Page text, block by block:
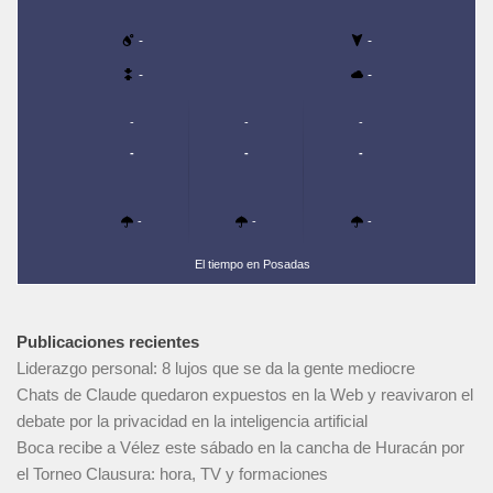
- -
- -
-
-
-
-
-
-
-
-
-
El tiempo en Posadas
Publicaciones recientes
Liderazgo personal: 8 lujos que se da la gente mediocre
Chats de Claude quedaron expuestos en la Web y reavivaron el
debate por la privacidad en la inteligencia artificial
Boca recibe a Vélez este sábado en la cancha de Huracán por
el Torneo Clausura: hora, TV y formaciones